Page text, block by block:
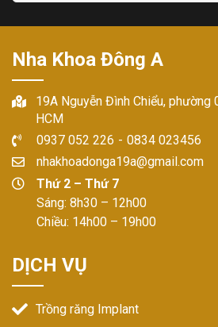
Nha Khoa Đông A
19A Nguyễn Đình Chiểu, phường
HCM
0937 052 226 - 0834 023456
nhakhoadonga19a@gmail.com
Thứ 2 – Thứ 7
Sáng: 8h30 – 12h00
Chiều: 14h00 – 19h00
DỊCH VỤ
Trồng răng Implant